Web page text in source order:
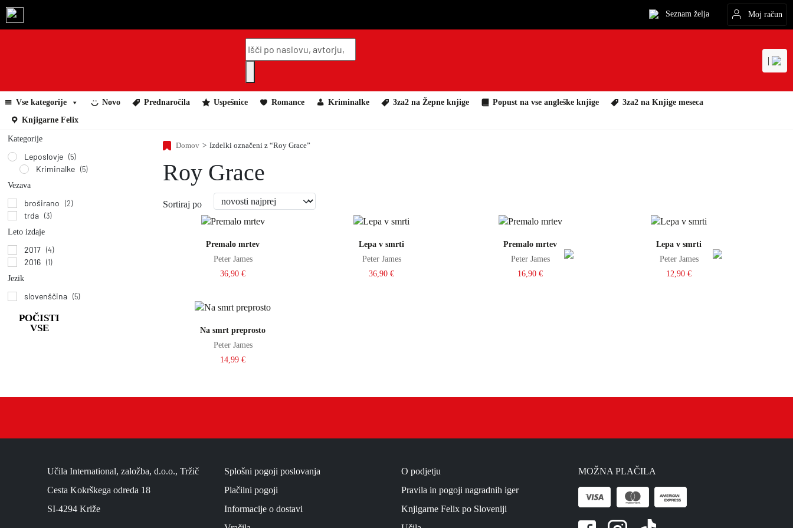
Seznam želja Moj račun
P
o
d
s
s
c
|
Vse kategorije Novo Prednaročila Uspešnice Romance Kriminalke 3za2 na Žepne knjige Popust na vse angleške knjige
3za2 na Knjige meseca
Knjigarne Felix
Kategorije
Leposlovje (5)
Kriminalke (5)
Vezava
broširano (2)
trda (3)
Leto izdaje
2017 (4)
2016 (1)
Jezik
slovenščina (5)
POČISTI
VSE
Domov > Izdelki označeni z “Roy Grace”
Roy Grace
Sortiraj po
Premalo mrtev
Peter James
36,90 €
Dodaj v košarico
Lepa v smrti
Peter James
36,90 €
Dodaj v košarico
Premalo mrtev
Peter James
16,90 €
Dodaj v košarico
Lepa v smrti
Peter James
12,90 €
Dodaj v košarico
Na smrt preprosto
Peter James
14,99 €
Dodaj v košarico
Učila International, založba, d.o.o., Tržič
Cesta Kokrškega odreda 18
SI-4294 Križe
Splošni pogoji poslovanja
Plačilni pogoji
Informacije o dostavi
O podjetju
Pravila in pogoji nagradnih iger
Knjigarne Felix po Sloveniji
MOŽNA PLAČILA